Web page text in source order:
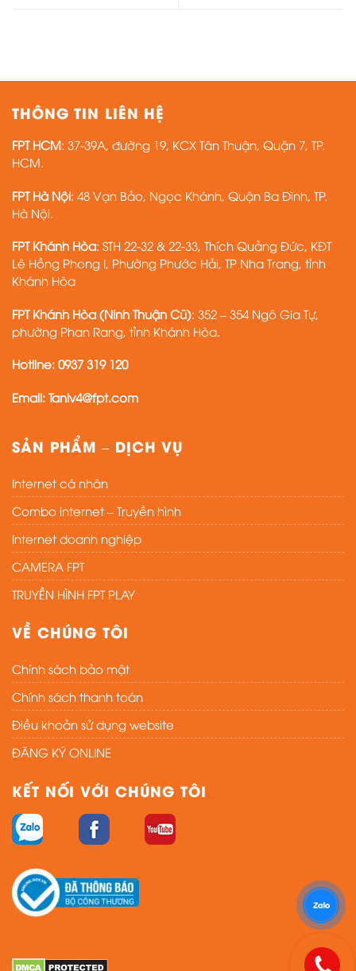
THÔNG TIN LIÊN HỆ
FPT HCM: 37-39A, đường 19, KCX Tân Thuận, Quận 7, TP.
HCM.
FPT Hà Nội: 48 Vạn Bảo, Ngọc Khánh, Quận Ba Đình, TP.
Hà Nội.
FPT Khánh Hòa: STH 22-32 & 22-33, Thích Quảng Đức, KĐT
Lê Hồng Phong I, Phường Phước Hải, TP Nha Trang, tỉnh
Khánh Hòa
FPT Khánh Hòa (Ninh Thuận Cũ): 352 – 354 Ngô Gia Tự,
phường Phan Rang, tỉnh Khánh Hòa.
Hotline: 0937 319 120
Email: Tanlv4@fpt.com
SẢN PHẨM – DỊCH VỤ
Internet cá nhân
Combo internet – Truyền hình
Internet doanh nghiệp
CAMERA FPT
TRUYỀN HÌNH FPT PLAY
VỀ CHÚNG TÔI
Chính sách bảo mật
Chính sách thanh toán
Điều khoản sử dụng website
ĐĂNG KÝ ONLINE
KẾT NỐI VỚI CHÚNG TÔI